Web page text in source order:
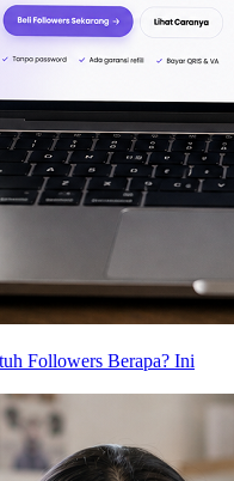
Followers Berapa? Ini